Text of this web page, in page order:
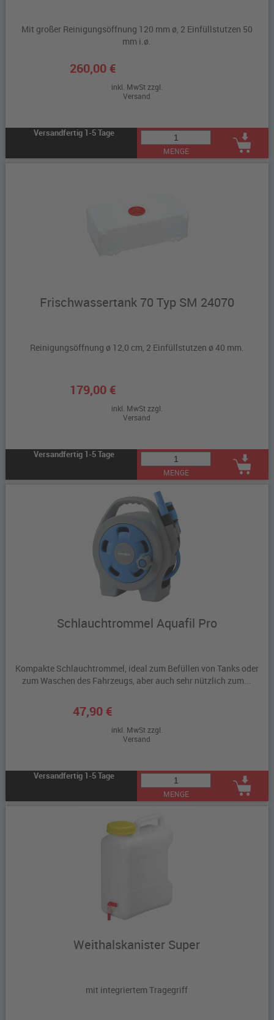
Mit großer Reinigungsöffnung 120 mm ø, 2 Einfüllstutzen 50
mm i.ø.
260,00 €
inkl. MwSt zzgl.
Versand
Versandfertig 1-5 Tage
MENGE
Frischwassertank 70 Typ SM 24070
Reinigungsöffnung ø 12,0 cm, 2 Einfüllstutzen ø 40 mm.
179,00 €
inkl. MwSt zzgl.
Versand
Versandfertig 1-5 Tage
MENGE
Schlauchtrommel Aquafil Pro
Kompakte Schlauchtrommel, ideal zum Befüllen von Tanks oder
zum Waschen des Fahrzeugs, aber auch sehr nützlich zum...
47,90 €
inkl. MwSt zzgl.
Versand
Versandfertig 1-5 Tage
MENGE
Weithalskanister Super
mit integriertem Tragegriff